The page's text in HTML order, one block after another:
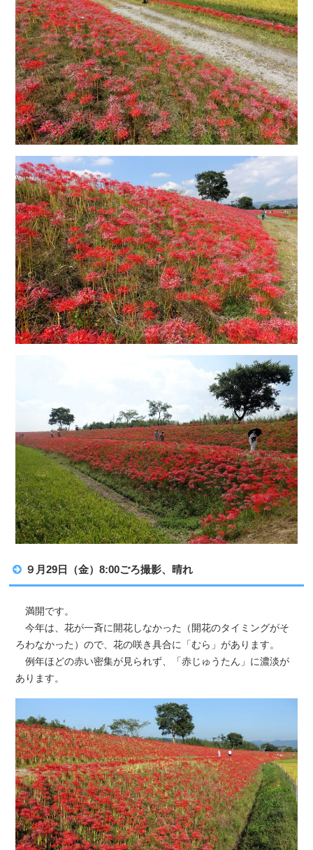
９月29日（金）8:00ごろ撮影、晴れ
満開です。
今年は、花が一斉に開花しなかった（開花のタイミングがそ
ろわなかった）ので、花の咲き具合に「むら」があります。
例年ほどの赤い密集が見られず、「赤じゅうたん」に濃淡が
あります。